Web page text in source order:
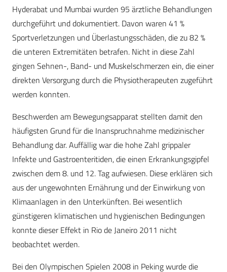
Hyderabat und Mumbai wurden 95 ärztliche Behandlungen
durchgeführt und dokumentiert. Davon waren 41 %
Sportverletzungen und Überlastungsschäden, die zu 82 %
die unteren Extremitäten betrafen. Nicht in diese Zahl
gingen Sehnen-, Band- und Muskelschmerzen ein, die einer
direkten Versorgung durch die Physiotherapeuten zugeführt
werden konnten.
Beschwerden am Bewegungsapparat stellten damit den
häufigsten Grund für die Inanspruchnahme medizinischer
Behandlung dar. Auffällig war die hohe Zahl grippaler
Infekte und Gastroenteritiden, die einen Erkrankungsgipfel
zwischen dem 8. und 12. Tag aufwiesen. Diese erklären sich
aus der ungewohnten Ernährung und der Einwirkung von
Klimaanlagen in den Unterkünften. Bei wesentlich
günstigeren klimatischen und hygienischen Bedingungen
konnte dieser Effekt in Rio de Janeiro 2011 nicht
beobachtet werden.
Bei den Olympischen Spielen 2008 in Peking wurde die